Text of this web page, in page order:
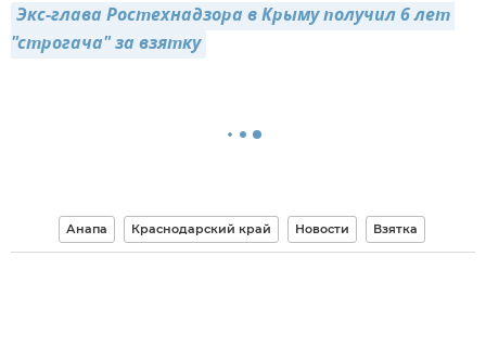
Экс-глава Ростехнадзора в Крыму получил 6 лет
"строгача" за взятку
Анапа Краснодарский край Новости Взятка